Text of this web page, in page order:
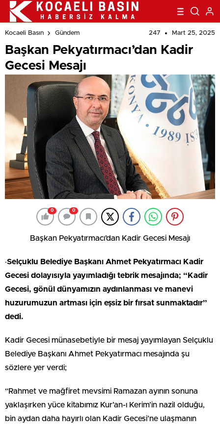
Kocaeli Basın Gündem 247 Mart 25, 2025
Başkan Pekyatırmacı’dan Kadir
Gecesi Mesajı
0 0
Başkan Pekyatırmacı’dan Kadir Gecesi Mesajı
·Selçuklu Belediye Başkanı Ahmet Pekyatırmacı Kadir
Gecesi dolayısıyla yayımladığı tebrik mesajında; “Kadir
Gecesi, gönül dünyamızın aydınlanması ve manevi
huzurumuzun artması için eşsiz bir fırsat sunmaktadır”
dedi.
Kadir Gecesi münasebetiyle bir mesaj yayımlayan Selçuklu
Belediye Başkanı Ahmet Pekyatırmacı mesajında şu
sözlere yer verdi;
“Rahmet ve mağfiret mevsimi Ramazan ayının sonuna
yaklaşırken yüce kitabımız Kur’an-ı Kerim’in nazil olduğu,
bin aydan daha hayırlı olan Kadir Gecesi’ne ulaşmanın